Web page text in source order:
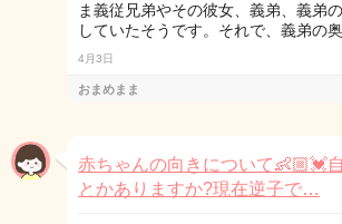
ま義従兄弟やその彼女、義弟、義弟
していたそうです。それで、義弟の
4月3日
おまめまま
赤ちゃんの向きについて👶🏼💓
とかありますか?現在逆子で…